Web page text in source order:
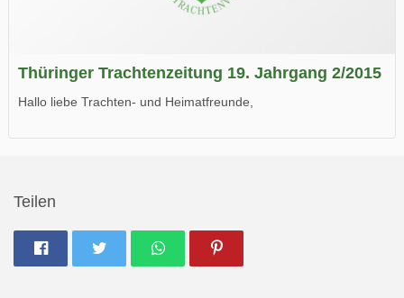
Thüringer Trachtenzeitung 19. Jahrgang 2/2015
Hallo liebe Trachten- und Heimatfreunde,
Teilen